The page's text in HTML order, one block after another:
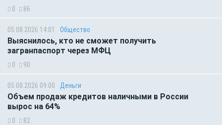
0 86
05.08.2026 14:01 Общество
Выяснилось, кто не сможет получить
загранпаспорт через МФЦ
0 90
05.08.2026 09:00 Деньги
Объем продаж кредитов наличными в России
вырос на 64%
0 82